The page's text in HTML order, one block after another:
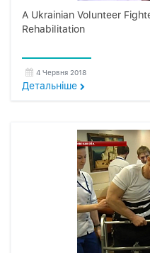
A Ukrainian Volunteer
Rehabilitation
4 Червня 2018
Детальнiше